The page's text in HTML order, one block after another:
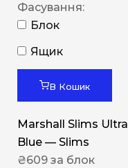
Фасування:
Блок
Ящик
В Кошик
Marshall Slims Ultra
Blue — Slims
₴609 за блок